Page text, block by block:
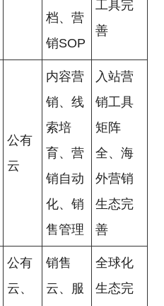
档、营
销SOP
工具完
善
公有
云
内容营
销、线
索培
育、营
销自动
化、销
售管理
入站营
销工具
矩阵
全、海
外营销
生态完
善
公有
云、
销售
云、服
全球化
生态完